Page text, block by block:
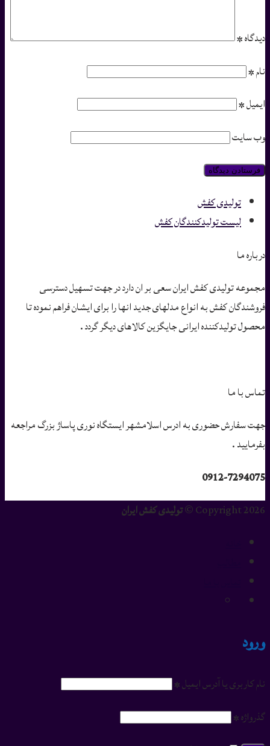
دیدگاه*
نام*
ایمیل*
وب‌ سایت
تولیدی کفش
لیست تولیدکنندگان کفش
درباره ما
مجموعه تولیدی کفش ایران سعی بر ان دارد در جهت تسهیل دسترسی
فروشندگان کفش به انواع مدلهای جدید انها را برای ایشان فراهم نموده تا
محصول تولیدکننده ایرانی جایگزین کالاهای دیگر گردد .
تماس با ما
جهت سفارش حضوری به ادرس اسلامشهر ایستگاه نوری پاساژ بزرگ مراجعه
بفرمایید .
0912-7294075
Copyright 2026 ©
تولیدی کفش ایران
ورود
نام کاربری یا آدرس ایمیل*
گذرواژه*